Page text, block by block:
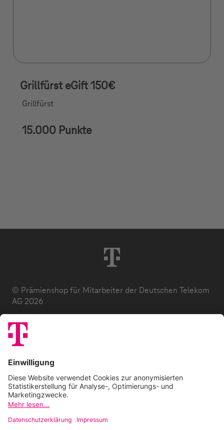
Grillfürst eGift 150€
Grillfürst
15.000 Punkte
© Prämienshop für Mitarbeiter der Deutschen Telekom
AG 2026
Datenschutz
Impressum
Zuzahlung
E-Codes